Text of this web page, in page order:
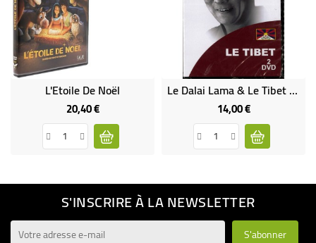
L'Etoile De Noël
20,40 €Prix
Le Dalai Lama & Le Tibet 2DVD
14,00 €Prix
S'INSCRIRE À LA NEWSLETTER